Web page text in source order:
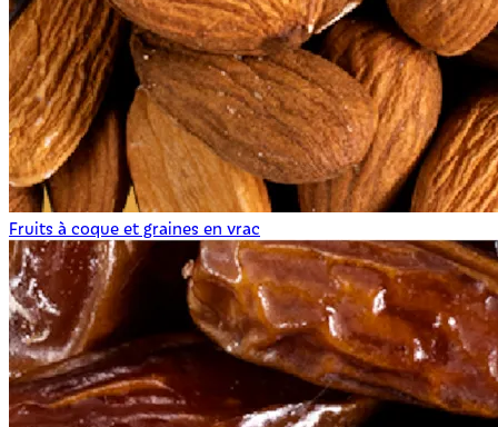
Fruits à coque et graines en vrac